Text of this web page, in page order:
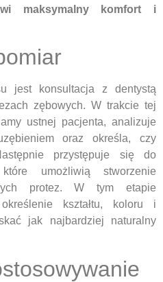
maksymalny komfort i
jest konsultacja z dentystą
zębowych. W trakcie tej
ustnej pacjenta, analizuje
oraz określa, czy
przystępuje się do
umożliwią stworzenie
protez. W tym etapie
kształtu, koloru i
jak najbardziej naturalny